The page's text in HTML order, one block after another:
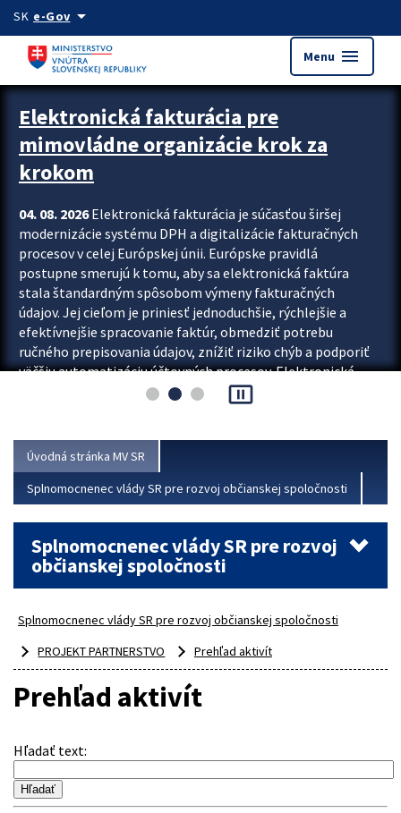
Preskocit na hlavný obsah
SK e-Govarrow_drop_down
Menu menu
Zastavit automatický posun upútavok
Elektronická fakturácia pre
mimovládne organizácie krok za
krokom
04. 08. 2026Elektronická fakturácia je súčasťou širšej
modernizácie systému DPH a digitalizácie fakturačných
procesov v celej Európskej únii. Európske pravidlá
postupne smerujú k tomu, aby sa elektronická faktúra
stala štandardným spôsobom výmeny fakturačných
údajov. Jej cieľom je priniesť jednoduchšie, rýchlejšie a
efektívnejšie spracovanie faktúr, obmedziť potrebu
ručného prepisovania údajov, znížiť riziko chýb a podporiť
väčšiu automatizáciu účtovných procesov. Elektronická
fakturácia preto nepredstavuje...
pause_presentation
Úvodná stránka MV SR
Splnomocnenec vlády SR pre rozvoj občianskej spoločnosti
Splnomocnenec vlády SR pre rozvoj
občianskej spoločnosti
Splnomocnenec vlády SR pre rozvoj občianskej spoločnosti
PROJEKT PARTNERSTVO
Prehľad aktivít
Prehľad aktivít
Hľadať text: